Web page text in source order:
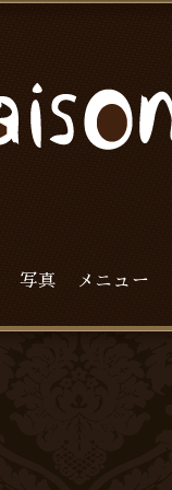
写真 メニュー